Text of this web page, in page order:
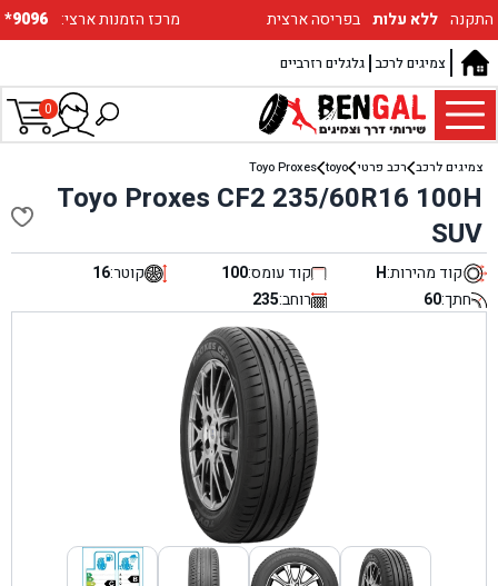
*9096 :מרכז הזמנות ארצי התקנה ללא עלות בפריסה ארצית
גלגלים רזרביים צמיגים לרכב
0
צמיגים לרכב רכב פרטי toyo
Toyo Proxes
Toyo Proxes CF2 235/60R16 100H
SUV
קוד מהירות:H קוד עומס:100 קוטר:16
חתך:60 רוחב:235